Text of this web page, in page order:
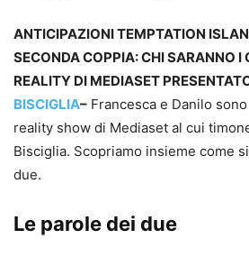
ANTICIPAZIONI TEMPTATION
SECONDA COPPIA: CHI SARANNO I
REALITY DI MEDIASET
BISCIGLIA– Francesca e Danilo
reality show di Mediaset al cui
Bisciglia. Scopriamo insieme come
due.
Le parole dei due